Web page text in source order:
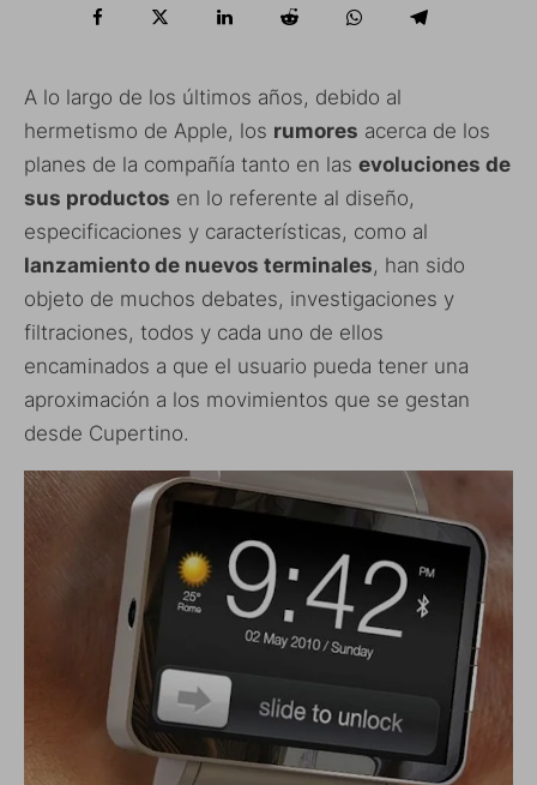
A lo largo de los últimos años, debido al
hermetismo de Apple, los rumores acerca de los
planes de la compañía tanto en las evoluciones de
sus productos en lo referente al diseño,
especificaciones y características, como al
lanzamiento de nuevos terminales, han sido
objeto de muchos debates, investigaciones y
filtraciones, todos y cada uno de ellos
encaminados a que el usuario pueda tener una
aproximación a los movimientos que se gestan
desde Cupertino.